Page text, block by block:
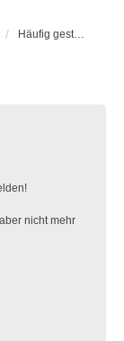
nicht mehr